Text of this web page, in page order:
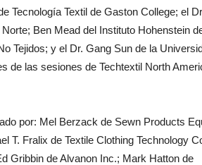
Tecnología Textil de Gaston College; el
Ben Mead del Instituto Hohenstein
Tejidos; y el Dr. Gang Sun de la
de las sesiones de Techtextil North
por: Mel Berzack de Sewn Products
T. Fralix de Textile Clothing Technology
Gribbin de Alvanon Inc.; Mark Hatton de